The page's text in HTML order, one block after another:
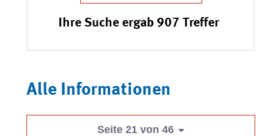
Ihre Suche ergab 907 Treffer
Alle Informationen
Seite 21 von 46